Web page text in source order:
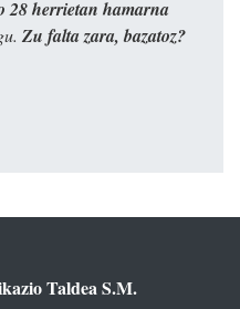
28 herrietan hamarna
Zu falta zara, bazatoz?
Taldea S.M.